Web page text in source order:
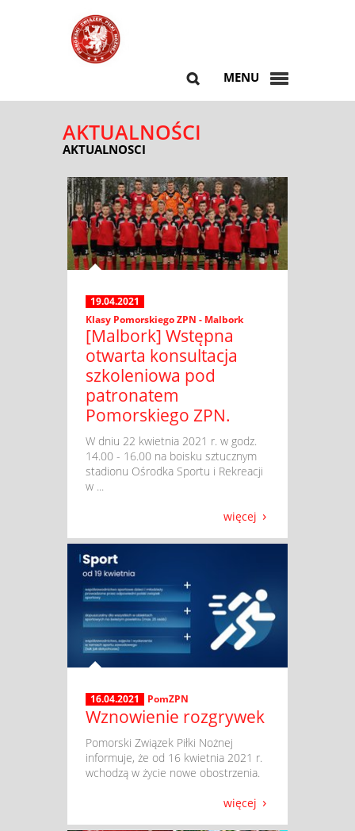
MENU
AKTUALNOŚCI
AKTUALNOSCI
19.04.2021
Klasy Pomorskiego ZPN - Malbork
[Malbork] Wstępna
otwarta konsultacja
szkoleniowa pod
patronatem
Pomorskiego ZPN.
​ W dniu 22 kwietnia 2021 r. w godz.
14.00 - 16.00 na boisku sztucznym
stadionu Ośrodka Sportu i Rekreacji
w ...
więcej
16.04.2021 PomZPN
Wznowienie rozgrywek
​ Pomorski Związek Piłki Nożnej
informuje, że od 16 kwietnia 2021 r.
wchodzą w życie nowe obostrzenia.
więcej